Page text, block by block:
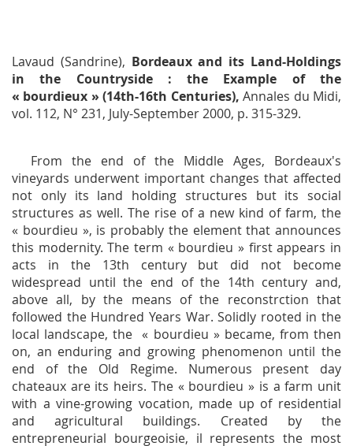
Lavaud (Sandrine), Bordeaux and its Land-Holdings
in the Countryside : the Example of the
« bourdieux » (14th-16th Centuries),Annales du Midi,
vol. 112, N° 231, July-September 2000, p. 315-329.
From the end of the Middle Ages, Bordeaux's
vineyards underwent important changes that affected
not only its land holding structures but its social
structures as well. The rise of a new kind of farm, the
« bourdieu », is probably the element that announces
this modernity. The term « bourdieu » first appears in
acts in the 13th century but did not become
widespread until the end of the 14th century and,
above all, by the means of the reconstrction that
followed the Hundred Years War. Solidly rooted in the
local landscape, the « bourdieu » became, from then
on, an enduring and growing phenomenon until the
end of the Old Regime. Numerous present day
chateaux are its heirs. The « bourdieu » is a farm unit
with a vine-growing vocation, made up of residential
and agricultural buildings. Created by the
entrepreneurial bourgeoisie, il represents the most